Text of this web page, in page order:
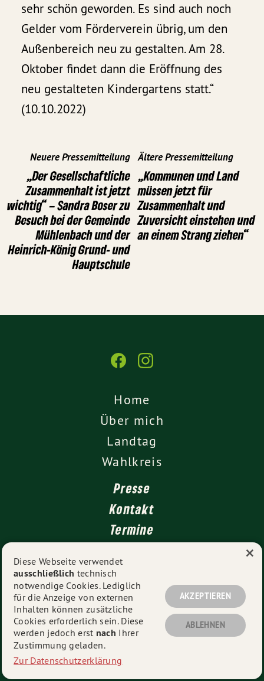
sehr schön geworden. Es sind auch noch
Gelder vom Förderverein übrig, um den
Außenbereich neu zu gestalten. Am 28.
Oktober findet dann die Eröffnung des
neu gestalteten Kindergartens statt.“
(10.10.2022)
Neuere Pressemitteilung
„Der Gesellschaftliche
Zusammenhalt ist jetzt
wichtig“ – Sandra Boser zu
Besuch bei der Gemeinde
Mühlenbach und der
Heinrich-König Grund- und
Hauptschule
Ältere Pressemitteilung
„Kommunen und Land
müssen jetzt für
Zusammenhalt und
Zuversicht einstehen und
an einem Strang ziehen“
Home
Über mich
Landtag
Wahlkreis
Presse
Kontakt
Termine
Impressum
Datenschutz
© 2026 Sandra Boser - Alle Rechte vorbehalten.
Diese Webseite verwendet
ausschließlich technisch
notwendige Cookies. Lediglich
für die Anzeige von externen
Inhalten können zusätzliche
Cookies erforderlich sein. Diese
werden jedoch erst nach Ihrer
Zustimmung geladen.
Zur Datenschutzerklärung
AKZEPTIEREN
ABLEHNEN
×